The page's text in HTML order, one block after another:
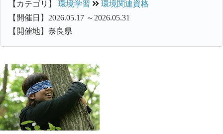
【カテゴリ】 環境学習
環境関連資格
【開催日】2026.05.17 ～2026.05.31
【開催地】奈良県